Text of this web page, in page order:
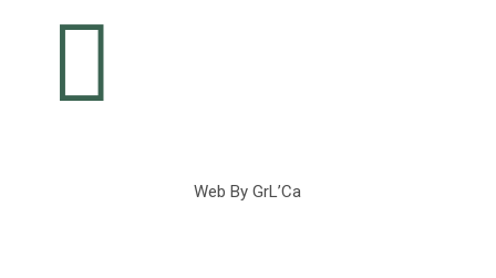

Web By GrL’Ca